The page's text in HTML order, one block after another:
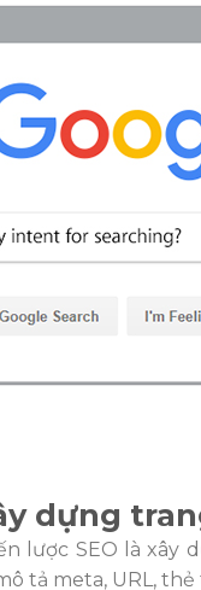
dựng
lược SEO là xây
tả meta, URL,